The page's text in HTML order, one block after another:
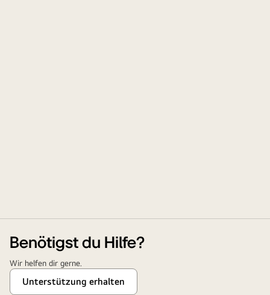
Benötigst du Hilfe?
Wir helfen dir gerne.
Unterstützung erhalten